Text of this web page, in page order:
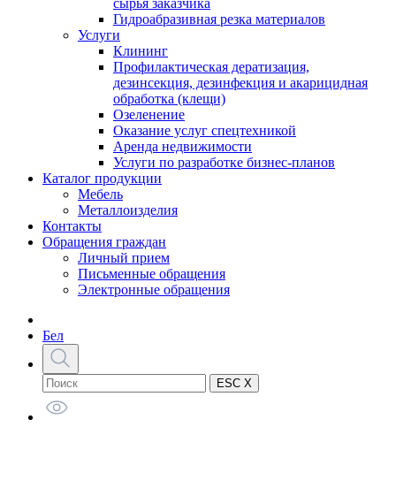
сырья заказчика
Гидроабразивная резка материалов
Услуги
Клининг
Профилактическая дератизация,
дезинсекция, дезинфекция и акарицидная
обработка (клещи)
Озеленение
Оказание услуг спецтехникой
Аренда недвижимости
Услуги по разработке бизнес-планов
Каталог продукции
Мебель
Металлоизделия
Контакты
Обращения граждан
Личный прием
Письменные обращения
Электронные обращения
Бел
ESC X